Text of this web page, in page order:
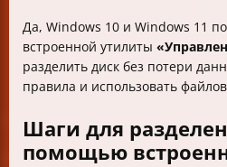
Да, Windows 10 и Windows 11
встроенной утилиты
разделить диск без потери
правила и использовать
Шаги для
помощью